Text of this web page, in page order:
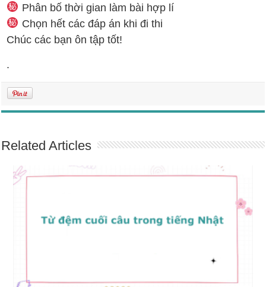
Phân bố thời gian làm bài hợp lí
Chọn hết các đáp án khi đi thi
Chúc các bạn ôn tập tốt!
.
Related Articles